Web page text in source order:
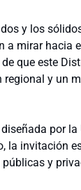
y los
a mirar hacia
que este
y un
por la
la invitación
y